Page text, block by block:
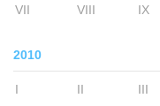
VII
VIII IX
2010
I II III